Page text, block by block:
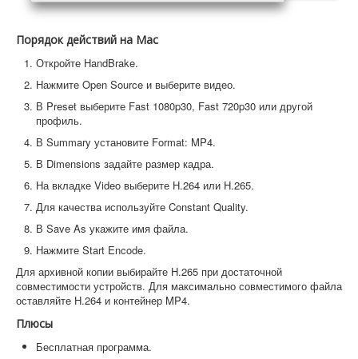
Порядок действий на Mac
Откройте HandBrake.
Нажмите Open Source и выберите видео.
В Preset выберите Fast 1080p30, Fast 720p30 или другой
профиль.
В Summary установите Format: MP4.
В Dimensions задайте размер кадра.
На вкладке Video выберите H.264 или H.265.
Для качества используйте Constant Quality.
В Save As укажите имя файла.
Нажмите Start Encode.
Для архивной копии выбирайте H.265 при достаточной
совместимости устройств. Для максимально совместимого файла
оставляйте H.264 и контейнер MP4.
Плюсы
Бесплатная программа.